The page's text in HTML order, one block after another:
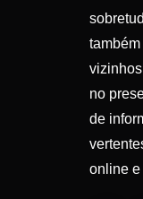
no
de
online e